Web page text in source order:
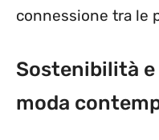
connessione tra le
Sostenibilità
moda